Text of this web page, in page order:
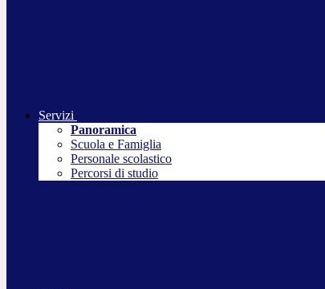
Servizi
Panoramica
Scuola e Famiglia
Personale scolastico
Percorsi di studio